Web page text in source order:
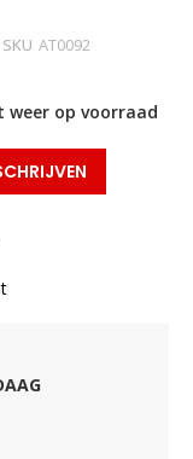
SKU AT0092
op voorraad